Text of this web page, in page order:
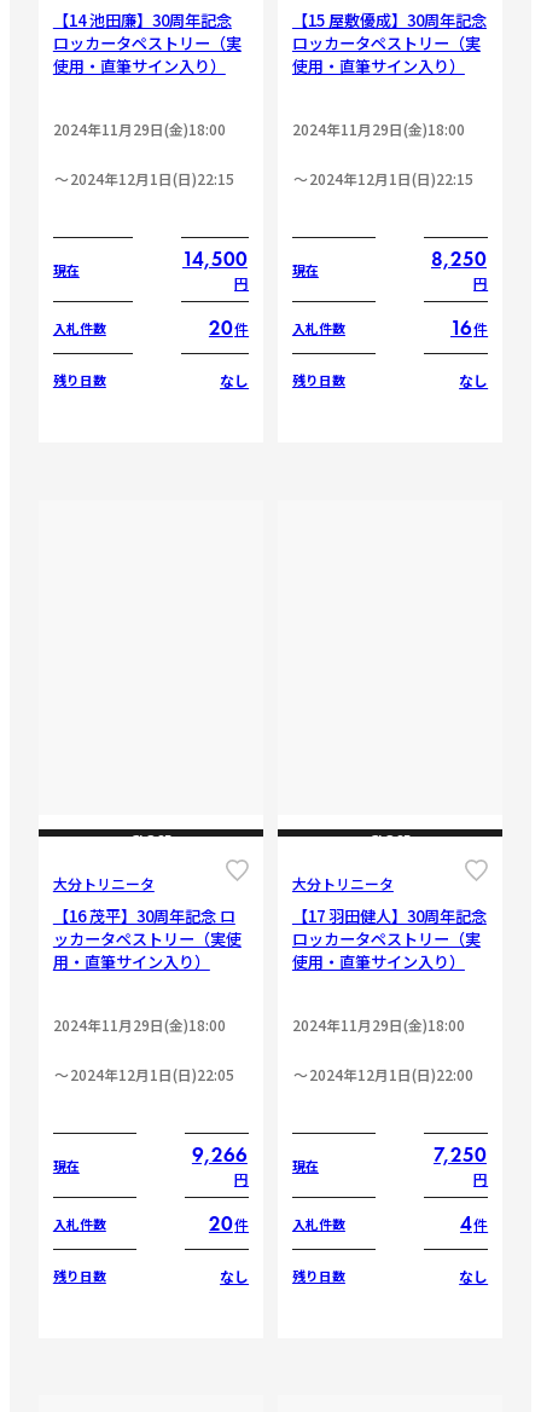
【14 池田廉】30周年記念
ロッカータペストリー（実
使用・直筆サイン入り）
2024年11月29日(金)18:00
2024年12月1日(日)22:15
現在 14,500
円
入札件数 20件
残り日数 なし
【15 屋敷優成】30周年記念
ロッカータペストリー（実
使用・直筆サイン入り）
2024年11月29日(金)18:00
2024年12月1日(日)22:15
現在 8,250
円
入札件数 16件
残り日数 なし
CLOSE
大分トリニータ
【16 茂平】30周年記念 ロ
ッカータペストリー（実使
用・直筆サイン入り）
2024年11月29日(金)18:00
2024年12月1日(日)22:05
現在 9,266
円
入札件数 20件
残り日数 なし
CLOSE
大分トリニータ
【17 羽田健人】30周年記念
ロッカータペストリー（実
使用・直筆サイン入り）
2024年11月29日(金)18:00
2024年12月1日(日)22:00
現在 7,250
円
入札件数 4件
残り日数 なし